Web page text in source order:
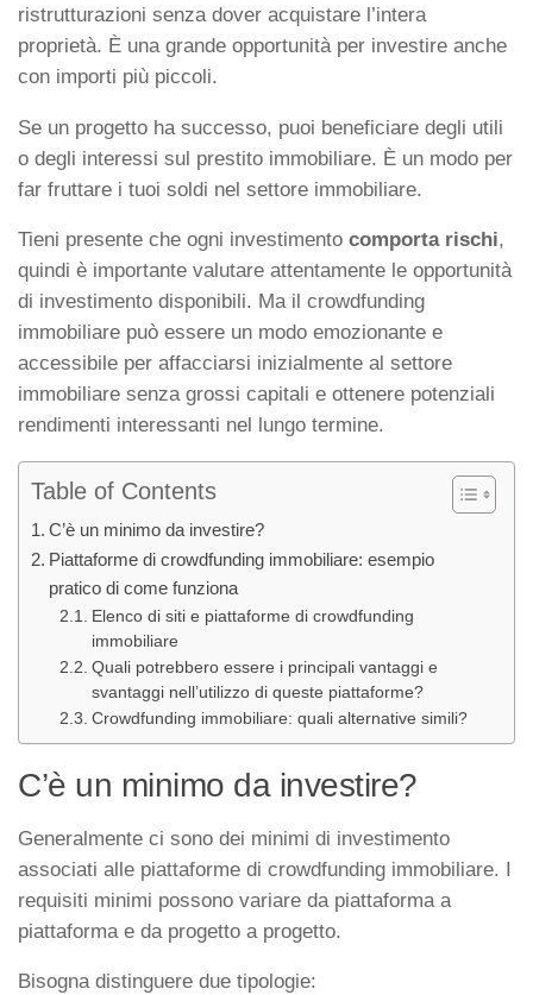
ristrutturazioni senza dover acquistare l’intera
proprietà. È una grande opportunità per investire anche
con importi più piccoli.
Se un progetto ha successo, puoi beneficiare degli utili
o degli interessi sul prestito immobiliare. È un modo per
far fruttare i tuoi soldi nel settore immobiliare.
Tieni presente che ogni investimento comporta rischi,
quindi è importante valutare attentamente le opportunità
di investimento disponibili. Ma il crowdfunding
immobiliare può essere un modo emozionante e
accessibile per affacciarsi inizialmente al settore
immobiliare senza grossi capitali e ottenere potenziali
rendimenti interessanti nel lungo termine.
Table of Contents
C’è un minimo da investire?
Piattaforme di crowdfunding immobiliare: esempio
pratico di come funziona
Elenco di siti e piattaforme di crowdfunding
immobiliare
Quali potrebbero essere i principali vantaggi e
svantaggi nell’utilizzo di queste piattaforme?
Crowdfunding immobiliare: quali alternative simili?
C’è un minimo da investire?
Generalmente ci sono dei minimi di investimento
associati alle piattaforme di crowdfunding immobiliare. I
requisiti minimi possono variare da piattaforma a
piattaforma e da progetto a progetto.
Bisogna distinguere due tipologie: